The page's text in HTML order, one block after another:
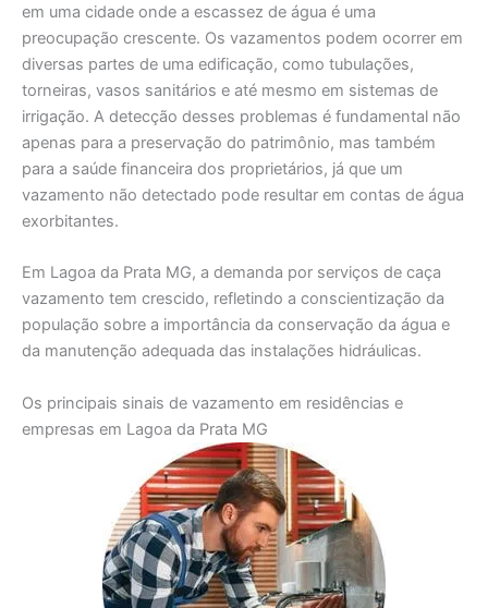
em uma cidade onde a escassez de água é uma
preocupação crescente. Os vazamentos podem ocorrer em
diversas partes de uma edificação, como tubulações,
torneiras, vasos sanitários e até mesmo em sistemas de
irrigação. A detecção desses problemas é fundamental não
apenas para a preservação do patrimônio, mas também
para a saúde financeira dos proprietários, já que um
vazamento não detectado pode resultar em contas de água
exorbitantes.
Em Lagoa da Prata MG, a demanda por serviços de caça
vazamento tem crescido, refletindo a conscientização da
população sobre a importância da conservação da água e
da manutenção adequada das instalações hidráulicas.
Os principais sinais de vazamento em residências e
empresas em Lagoa da Prata MG